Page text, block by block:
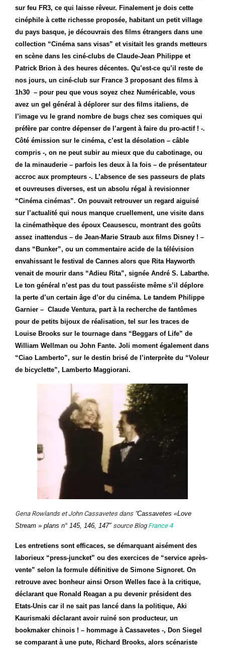
sur feu FR3, ce qui laisse rêveur. Finalement je dois cette
cinéphile à cette richesse proposée, habitant un petit village
du pays basque, je découvrais des films étrangers dans une
collection “Cinéma sans visas” et visitait les grands metteurs
en scène dans les ciné-clubs de Claude-Jean Philippe et
Patrick Brion à des heures décentes. Qu’est-ce qu’il reste de
nos jours, un ciné-club sur France 3 proposant des films à
1h30 – pour peu que vous soyez chez Numéricable, vous
avez un gel général à déplorer sur des films italiens, de
l’image vu le grand nombre de bugs chez ses comiques qui
préfère par contre dépenser de l’argent à faire du pro-actif ! -.
Côté émission sur le cinéma, c’est la désolation – câble
compris -, on ne peut subir au mieux que du cabotinage, ou
de la minauderie – parfois les deux à la fois – de présentateur
accroc aux prompteurs -. L’absence de ses passeurs de plats
et ouvreuses diverses, est un absolu régal à revisionner
“Cinéma cinémas”. On pouvait retrouver un regard aiguisé
sur l’actualité qui nous manque cruellement, une visite dans
la cinémathèque des époux Ceausescu, montrant des goûts
assez inattendus – de Jean-Marie Straub aux films Disney ! –
dans “Bunker”, ou un commentaire acide de la télévision
envahissant le festival de Cannes alors que Rita Hayworth
venait de mourir dans “Adieu Rita”, signée André S. Labarthe.
Le ton général n’est pas du tout passéiste même s’il déplore
la perte d’un certain âge d’or du cinéma. Le tandem Philippe
Garnier – Claude Ventura, part à la recherche de fantômes
pour de petits bijoux de réalisation, tel sur les traces de
Louise Brooks sur le tournage dans “ Beggars of Life” de
William Wellman ou John Fante. Joli moment également dans
“Ciao Lamberto”, sur le destin brisé de l’interprète du “Voleur
de bicyclette”, Lamberto Maggiorani.
Gena Rowlands et John Cassavetes dans “Cassavetes «Love
Stream » plans n° 145, 146, 147″ source Blog France 4
Les entretiens sont efficaces, se démarquant aisément des
laborieux “press-juncket” ou des exercices de “service après-
vente” selon la formule définitive de Simone Signoret. On
retrouve avec bonheur ainsi Orson Welles face à la critique,
déclarant que Ronald Reagan a pu devenir président des
Etats-Unis car il ne sait pas lancé dans la politique, Aki
Kaurismaki déclarant avoir ruiné son producteur, un
bookmaker chinois ! – hommage à Cassavetes -, Don Siegel
se comparant à une pute, Richard Brooks, alors scénariste